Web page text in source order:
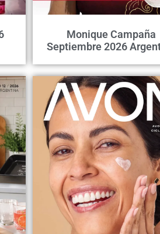
Monique Campaña
Septiembre 2026